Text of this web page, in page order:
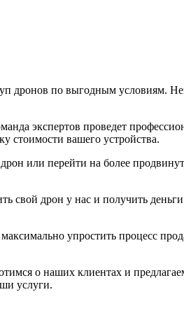
дронов по выгодным условиям.
экспертов проведет
стоимости вашего устройства.
или перейти на более
свой дрон у нас и получить
упростить процесс
о наших клиентах и
услуги.